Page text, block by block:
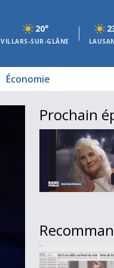
20°
VILLARS-SUR-GLÂNE
Économie
Prochain
Émission du 21
Chronique